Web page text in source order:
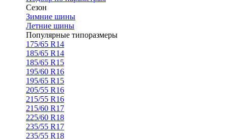
Сезон
Зимние шины
Летние шины
Популярные типоразмеры
175/65 R14
185/65 R14
185/65 R15
195/60 R16
195/65 R15
205/55 R16
215/55 R16
215/60 R17
225/60 R18
235/55 R17
235/55 R18